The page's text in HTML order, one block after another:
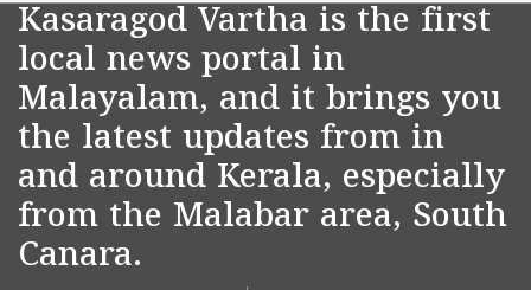
Kasaragod Vartha is the first
local news portal in
Malayalam, and it brings you
the latest updates from in
and around Kerala, especially
from the Malabar area, South
Canara.